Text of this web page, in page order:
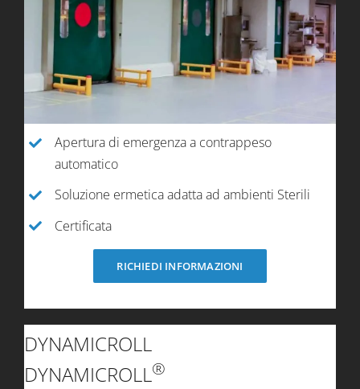
Apertura di emergenza a contrappeso
automatico
Soluzione ermetica adatta ad ambienti Sterili
Certificata
RICHIEDI INFORMAZIONI
DYNAMICROLL
DYNAMICROLL®